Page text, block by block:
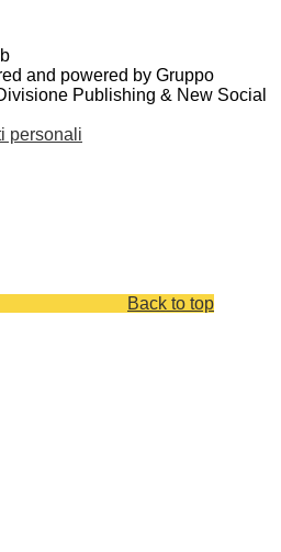
and powered by Gruppo
Publishing & New Social
personali
Back to top